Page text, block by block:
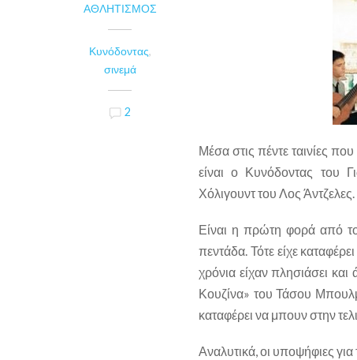
ΑΘΛΗΤΙΣΜΌΣ
Κυνόδοντας,
σινεμά
2
Μέσα στις πέντε ταινίες
είναι ο Κυνόδοντας του
Χόλιγουντ του Λος Άντζελες.
Είναι η πρώτη φορά από το
πεντάδα. Τότε είχε
χρόνια είχαν πλησιάσει και
Κουζίνα» του Τάσου
καταφέρει να μπουν στην
Αναλυτικά, οι υποψήφιες